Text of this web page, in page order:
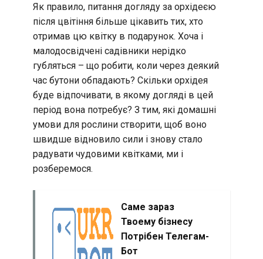
Як правило, питання догляду за орхідеєю
після цвітіння більше цікавить тих, хто
отримав цю квітку в подарунок. Хоча і
малодосвідчені садівники нерідко
губляться – що робити, коли через деякий
час бутони обпадають? Скільки орхідея
буде відпочивати, в якому догляді в цей
період вона потребує? З тим, які домашні
умови для рослини створити, щоб воно
швидше відновило сили і знову стало
радувати чудовими квітками, ми і
розберемося.
Саме зараз
Твоему бізнесу
Потрібен Телегам-
Бот